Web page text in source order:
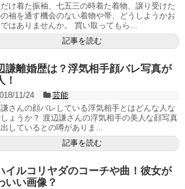
け着た振袖、七五三の時着た着物、譲り受けた
の袖を通す機会のない着物や帯、どうしようかお
はありませんか。 買い取ってもら...
記事を読む
謙離婚歴は？浮気相手顔バレ写真が
！
11/24
芸能
さんの顔バレしている浮気相手とはどんな人な
ょうか？ 渡辺謙さんの浮気相手の美人な顔写真
しているとの噂がありま...
記事を読む
イルコリヤダのコーチや曲！彼女が
いい画像？